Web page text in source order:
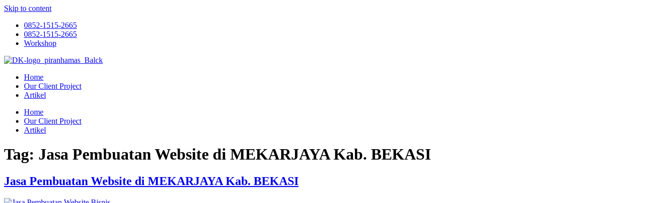
Skip to content
0852-1515-2665
0852-1515-2665
Workshop
Home
Our Client Project
Artikel
Home
Our Client Project
Artikel
Tag: Jasa Pembuatan Website di MEKARJAYA Kab. BEKASI
Jasa Pembuatan Website di MEKARJAYA Kab. BEKASI